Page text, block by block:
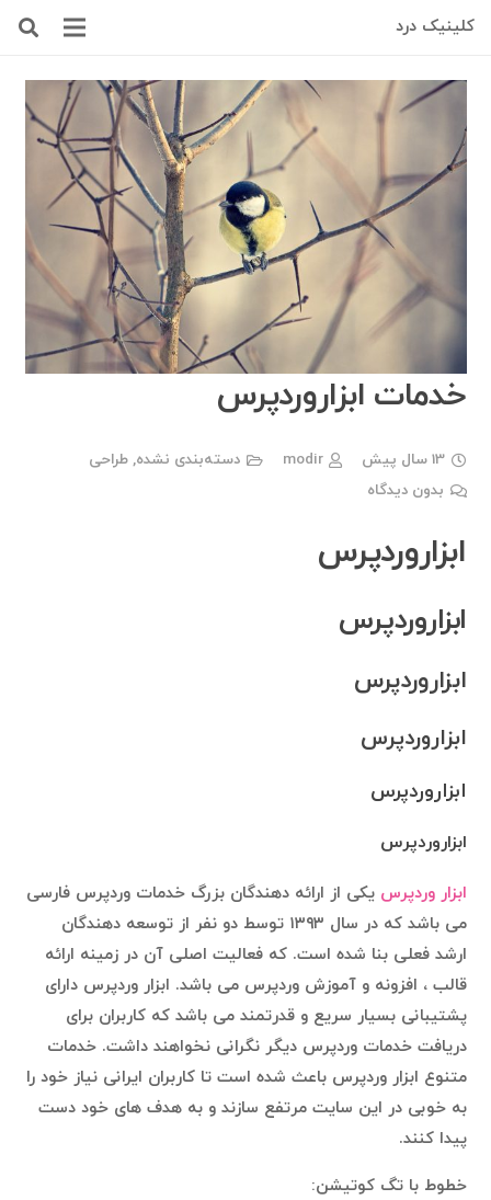
کلینیک درد
خدمات ابزاروردپرس
13 سال پیش modir دسته‌بندی نشده, طراحی
بدون دیدگاه
ابزاروردپرس
ابزاروردپرس
ابزاروردپرس
ابزاروردپرس
ابزاروردپرس
ابزاروردپرس
ابزار وردپرس یکی از ارائه دهندگان بزرگ خدمات وردپرس فارسی
می باشد که در سال ۱۳۹۳ توسط دو نفر از توسعه دهندگان
ارشد فعلی بنا شده است. که فعالیت اصلی آن در زمینه ارائه
قالب ، افزونه و آموزش وردپرس می باشد. ابزار وردپرس دارای
پشتیبانی بسیار سریع و قدرتمند می باشد که کاربران برای
دریافت خدمات وردپرس دیگر نگرانی نخواهند داشت. خدمات
متنوع ابزار وردپرس باعث شده است تا کاربران ایرانی نیاز خود را
به خوبی در این سایت مرتفع سازند و به هدف های خود دست
پیدا کنند.
خطوط با تگ کوتیشن: